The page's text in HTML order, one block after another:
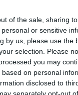
of the sale, sharing
or sensitive
by us, please use the
selection. Please
you may
on personal
disclosed to
separately opt-out
a víziközmű-
a csövek
költeni
hálózat közel 80